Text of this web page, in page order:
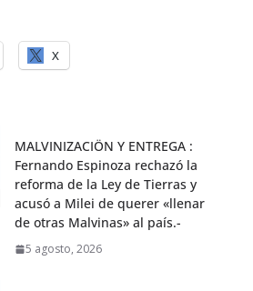
X
MALVINIZACIÖN Y ENTREGA :
Fernando Espinoza rechazó la
reforma de la Ley de Tierras y
acusó a Milei de querer «llenar
de otras Malvinas» al país.-
5 agosto, 2026